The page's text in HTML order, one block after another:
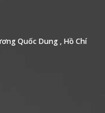
Quốc Dung , Hồ Chí